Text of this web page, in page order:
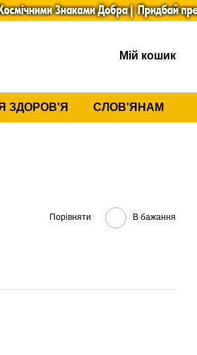
Мій кошик
ЗДОРОВ'Я СЛОВ'ЯНАМ
Порівняти В бажання